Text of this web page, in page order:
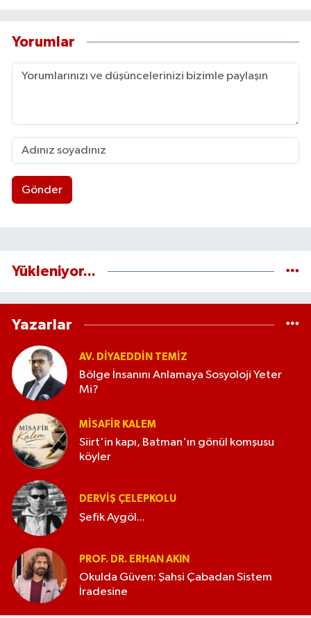
Yorumlar
Gönder
Yükleniyor...
Yazarlar
AV. DIYAEDDIN TEMIZ
Bölge İnsanını Anlamaya Sosyoloji Yeter
Mi?
MISAFIR KALEM
Siirt'in kapı, Batman'ın gönül komşusu
köyler
DERVIŞ ÇELEPKOLU
Şefik Aygöl...
PROF. DR. ERHAN AKIN
Okulda Güven: Şahsi Çabadan Sistem
İradesine